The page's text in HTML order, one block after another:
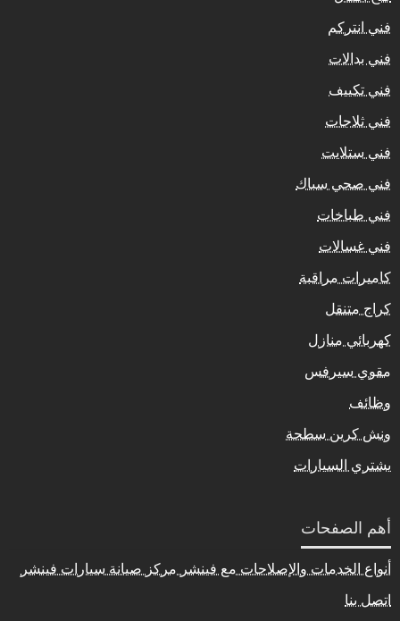
فني انتركم
فني بدالات
فني تكييف
فني ثلاجات
فني ستلايت
فني صحي سباك
فني طباخات
فني غسالات
كاميرات مراقبة
كراج متنقل
كهربائي منازل
مقوي سيرفس
وظائف
ونش كرين سطحة
يشتري السيارات
أهم الصفحات
أنواع الخدمات والإصلاحات مع فينشر مركز صيانة سيارات فينشر
اتصل بنا